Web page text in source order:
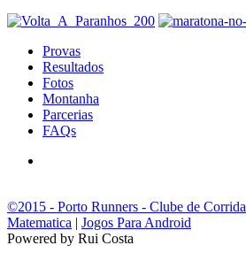
Provas
Resultados
Fotos
Montanha
Parcerias
FAQs
©2015 - Porto Runners - Clube de Corrida
Matematica | Jogos Para Android
Powered by Rui Costa